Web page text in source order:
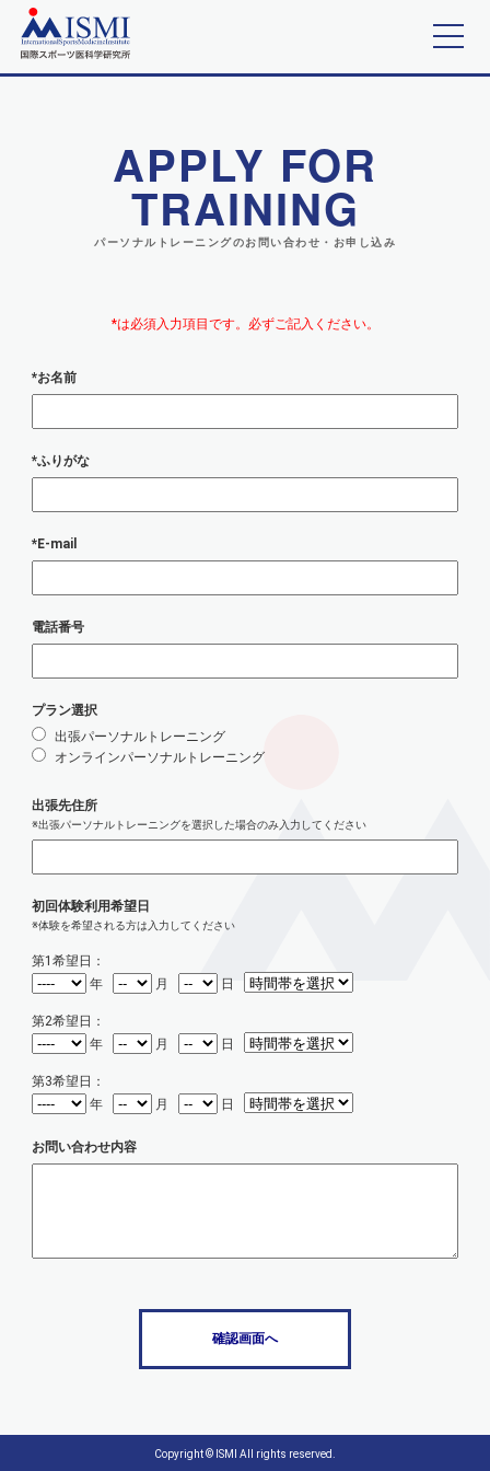
業務内容
スタッフ紹介
セミナー参加申込みの方
APPLY FOR
TRAINING
パーソナルトレーニングのお問い合わせ・お申し込み
*は必須入力項目です。必ずご記入ください。
*お名前
*ふりがな
*E-mail
電話番号
プラン選択
出張パーソナルトレーニング
オンラインパーソナルトレーニング
出張先住所
※出張パーソナルトレーニングを選択した場合のみ入力してください
初回体験利用希望日
※体験を希望される方は入力してください
第1希望日：
年
月 日
第2希望日：
年
月 日
第3希望日：
年
月 日
お問い合わせ内容
Copyright © ISMI All rights reserved.